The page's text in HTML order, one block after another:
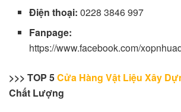
Điện thoại: 0228 3846 997
Fanpage:
https://www.facebook.com/
>>> TOP 5Cửa Hàng Vật Liệu Xây
Chất Lượng